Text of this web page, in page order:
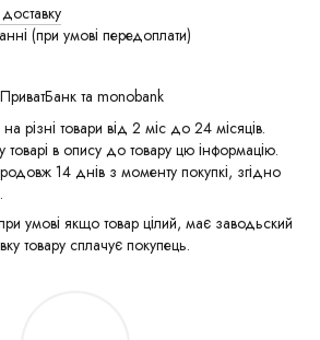
(при умові передоплати)
та monobank
різні товари від 2 міс до 24 місяців.
товарі в опису до товару цю інформацію.
14 днів з моменту покупкі, згідно
умові якщо товар цілий, має заводьский
товару сплачує покупець.